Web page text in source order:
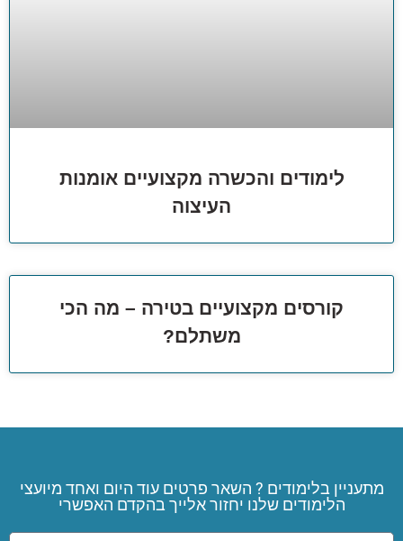
לימודים והכשרה מקצועיים אומנות
העיצוה
קורסים מקצועיים בטירה – מה הכי
משתלם?
מתעניין בלימודים ? השאר פרטים עוד היום ואחד מיועצי
הלימודים שלנו יחזור אלייך בהקדם האפשרי